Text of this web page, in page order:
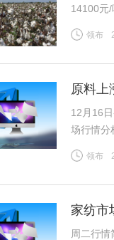
14100元
挤压，
领布
原料上
12月16
场行情
减、库
领布
家纺市
和产量
周二行